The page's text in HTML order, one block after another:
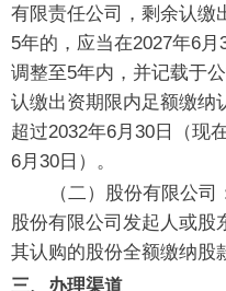
有限责任公司，剩余认缴
5年的，应当在2027年6
调整至5年内，并记载于
认缴出资期限内足额缴纳
超过2032年6月30日（现
6月30日）。
（二）股份有限公司
股份有限公司发起人或股
其认购的股份全额缴纳股
三、办理渠道